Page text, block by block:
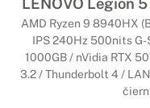
AMD Ryzen 9 8940HX
IPS 240Hz 500nits G-
1000GB / nVidia RTX
3.2 / Thunderbolt 4 /